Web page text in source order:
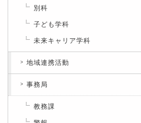
別科
子ども学科
未来キャリア学科
地域連携活動
事務局
教務課